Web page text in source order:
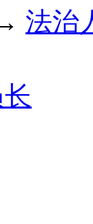
法治